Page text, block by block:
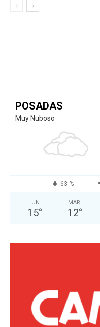
POSADAS
Muy Nuboso
63 %
LUN
15°
MAR
12°